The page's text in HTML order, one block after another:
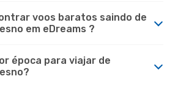
voos baratos saindo de
em eDreams ?
época para viajar de